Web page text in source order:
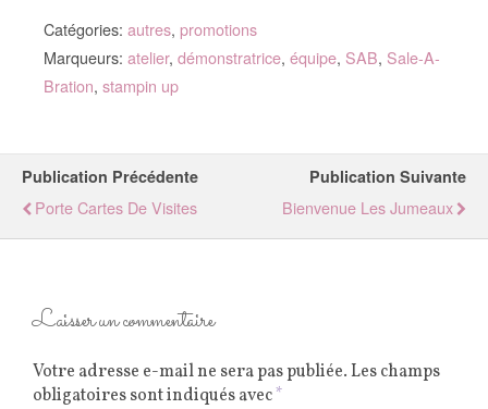
Catégories: autres, promotions
Marqueurs: atelier, démonstratrice, équipe, SAB, Sale-A-
Bration, stampin up
Publication Précédente
Porte Cartes De Visites
Publication Suivante
Bienvenue Les Jumeaux
Laisser un commentaire
Votre adresse e-mail ne sera pas publiée.Les champs
obligatoires sont indiqués avec*